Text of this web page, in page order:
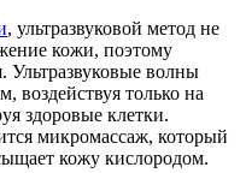
, ультразвуковой метод не
кожи, поэтому
Ультразвуковые волны
воздействуя только на
здоровые клетки.
микромассаж, который
кожу кислородом.